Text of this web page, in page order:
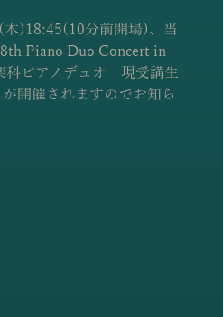
)18:45(10分前開場)、当
Piano Duo Concert in
ピアノデュオ　現受講生
開催されますのでお知ら